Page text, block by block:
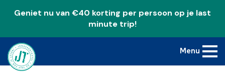
Geniet nu van €40 korting per persoon op je last
minute trip!
Menu